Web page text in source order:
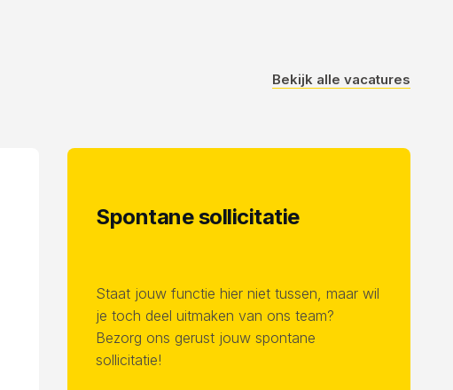
Bekijk alle vacatures
Spontane sollicitatie
Staat jouw functie hier niet tussen, maar wil
je toch deel uitmaken van ons team?
Bezorg ons gerust jouw spontane
sollicitatie!